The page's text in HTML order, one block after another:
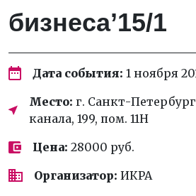
бизнеса’15/1
Дата события: 1 ноября
Место: г. Санкт-
канала, 199, пом. 11Н
Цена: 28000 руб.
Организатор: ИКРА